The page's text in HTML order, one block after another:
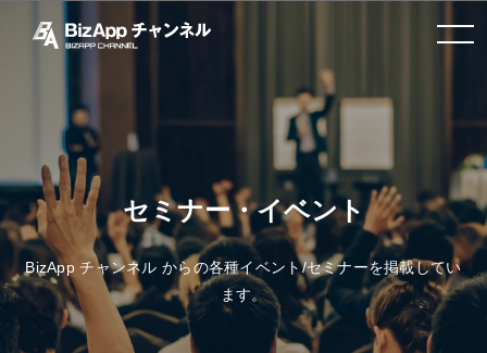
toggle navigation
セミナー・イベント
BizApp チャンネル からの各種イベント/セミナーを掲載してい
ます。